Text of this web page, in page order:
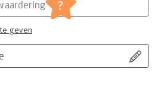
op de basisschool is geschikt voor
?
geven